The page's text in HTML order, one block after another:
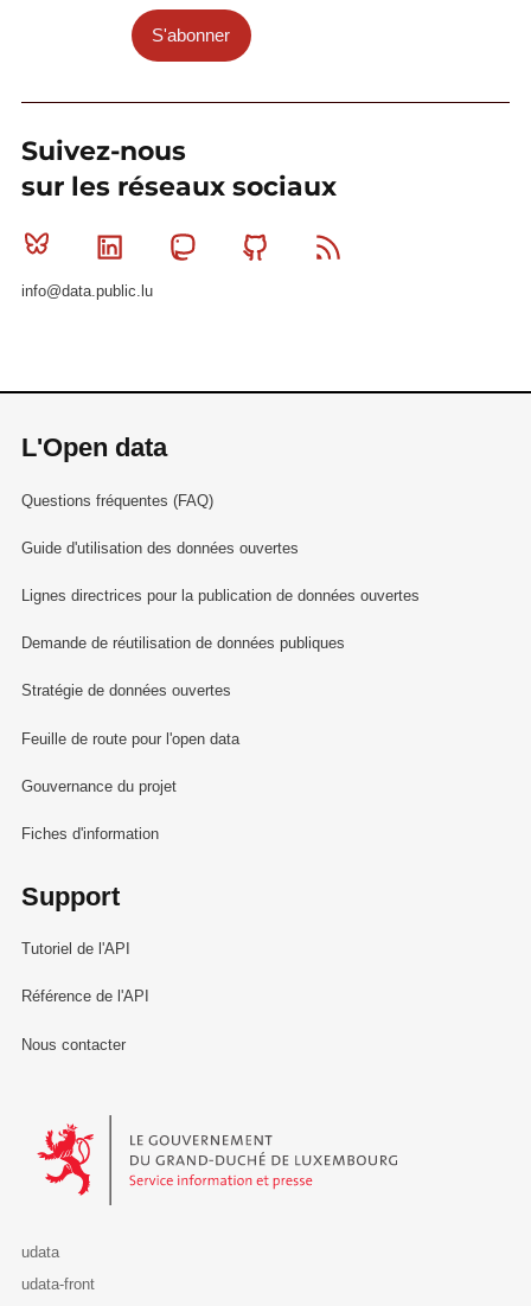
S'abonner
Suivez-nous
sur les réseaux sociaux
Bluesky Linkedin MastodonGithub
info@data.public.lu
L'Open data
Questions fréquentes (FAQ)
Guide d'utilisation des données ouvertes
Lignes directrices pour la publication de données ouvertes
Demande de réutilisation de données publiques
Stratégie de données ouvertes
Feuille de route pour l'open data
Gouvernance du projet
Fiches d'information
Support
Tutoriel de l'API
Référence de l'API
Nous contacter
Le Gouvernement du Grand-Duché de Luxembourg - Service
udata
udata-front